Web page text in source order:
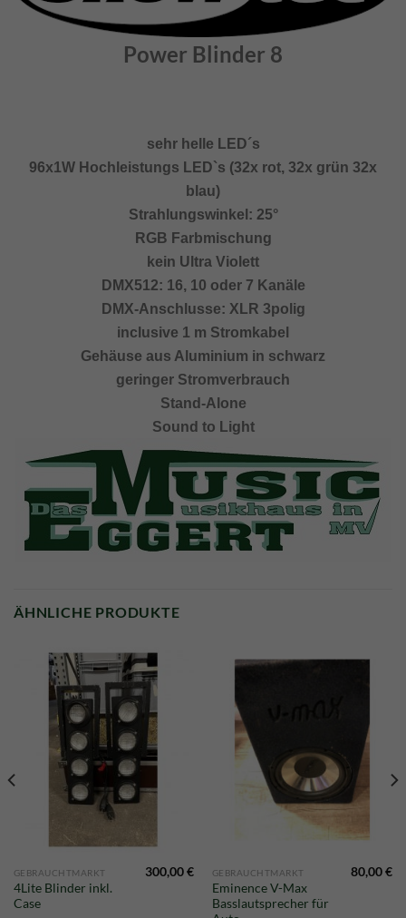
Power Blinder 8
sehr helle LED´s
96x1W Hochleistungs LED`s (32x rot, 32x grün 32x
blau)
Strahlungswinkel: 25°
RGB Farbmischung
kein Ultra Violett
DMX512: 16, 10 oder 7 Kanäle
DMX-Anschlusse: XLR 3polig
inclusive 1 m Stromkabel
Gehäuse aus Aluminium in schwarz
geringer Stromverbrauch
Stand-Alone
Sound to Light
ÄHNLICHE PRODUKTE
GEBRAUCHTMARKT
4Lite Blinder inkl.
Case
300,00€ GEBRAUCHTMARKT
Eminence V-Max
Basslautsprecher für
80,00€